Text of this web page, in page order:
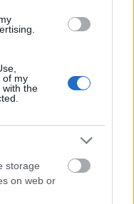
of my
with the
storage
on web or
s nácik